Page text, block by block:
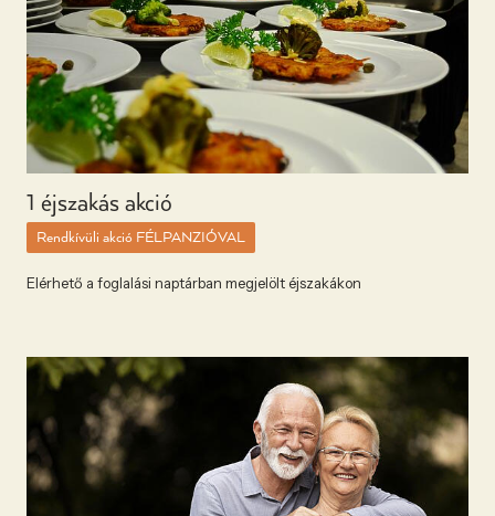
1 éjszakás akció
Rendkívüli akció FÉLPANZIÓVAL
Elérhető a foglalási naptárban megjelölt éjszakákon